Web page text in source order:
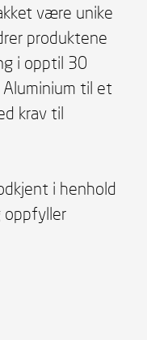
være unike
produktene
i opptil 30
til et
krav til
i henhold
oppfyller